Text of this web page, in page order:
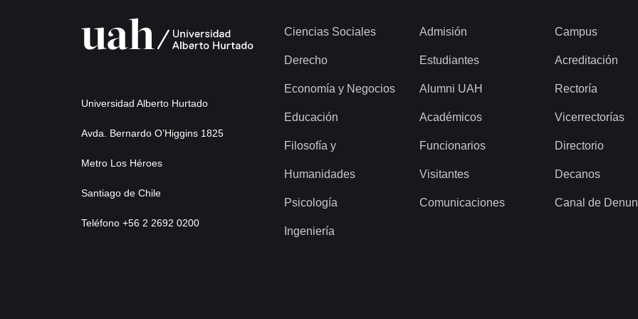
Universidad Alberto Hurtado
Avda. Bernardo O’Higgins 1825
Metro Los Héroes
Santiago de Chile
Teléfono +56 2 2692 0200
Ciencias Sociales
Derecho
Economía y Negocios
Educación
Filosofía y
Humanidades
Psicología
Ingeniería
Admisión
Estudiantes
Alumni UAH
Académicos
Funcionarios
Visitantes
Comunicaciones
Campus
Acreditación
Rectoría
Vicerrectorías
Directorio
Decanos
Canal de